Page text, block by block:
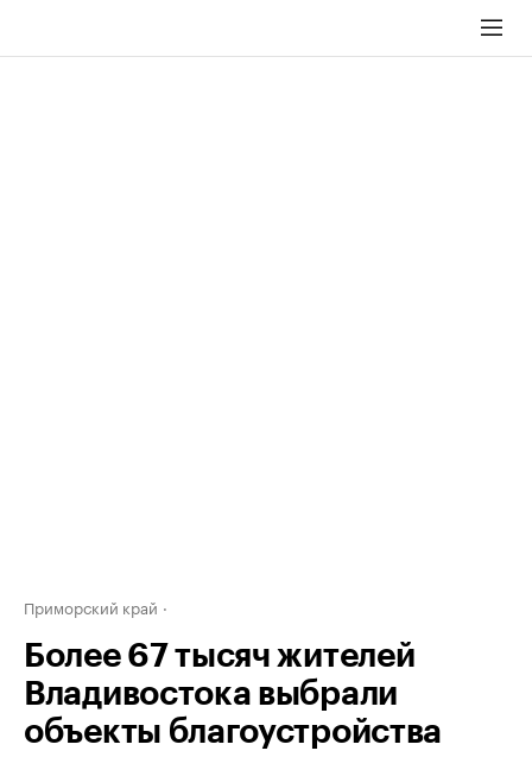
Приморский край
Более 67 тысяч жителей
Владивостока выбрали
объекты благоустройства